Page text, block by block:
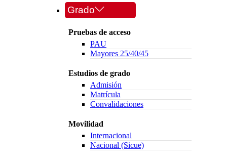
Grado
Pruebas de acceso
PAU
Mayores 25/40/45
Estudios de grado
Admisión
Matrícula
Convalidaciones
Movilidad
Internacional
Nacional (Sicue)